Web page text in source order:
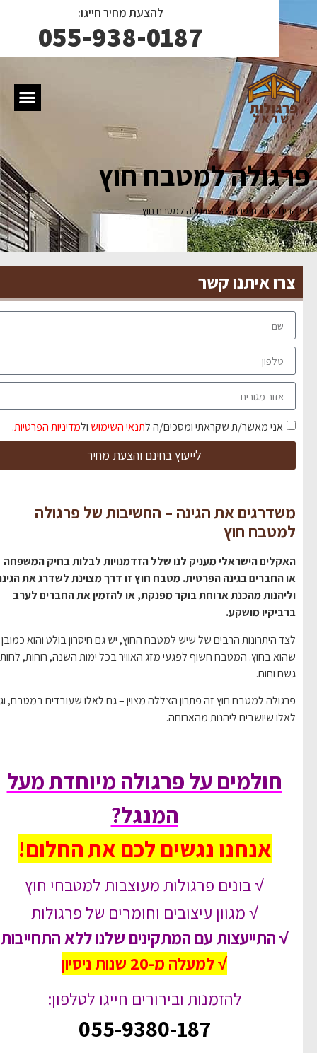
להצעת מחיר חייגו:
055-938-0187
למטבח חוץ
»בניית פרגולה»פרגולה למטבח חוץ
צרו איתנו קשר
אני מאשר/ת שקראתי ומסכים/ה לתנאי השימושולמדיניות הפרטיות.
לייעוץ בחינם והצעת מחיר
משדרגים את הגינה – החשיבות של פרגולה
למטבח חוץ
האקלים הישראלי מעניק לנו שלל הזדמנויות לבלות בחיק המשפחה
או החברים בגינה הפרטית. מטבח חוץ זו דרך מצוינת לשדרג את הגינה
וליהנות מהכנת ארוחת בוקר מפנקת, או להזמין את החברים לערב
ברביקיו מושקע.
לצד היתרונות הרבים של שיש למטבח החוץ, יש גם חיסרון בולט והוא כמובן –
שהוא בחוץ. המטבח חשוף לפגעי מזג האוויר בכל ימות השנה, רוחות, לחות,
גשם וחום.
פרגולה למטבח חוץ זה פתרון הצללה מצוין – גם לאלו שעובדים במטבח, וגם
לאלו שיושבים ליהנות מהארוחה.
חולמים על פרגולה מיוחדת מעל
המנגל?
אנחנו נגשים לכם את החלום!
√ בונים פרגולות מעוצבות למטבחי חוץ
√ מגוון עיצובים וחומרים של פרגולות
√ התייעצות עם המתקינים שלנו ללא התחייבות
√ למעלה מ-20 שנות ניסיון
להזמנות ובירורים חייגו לטלפון:
055-9380-187